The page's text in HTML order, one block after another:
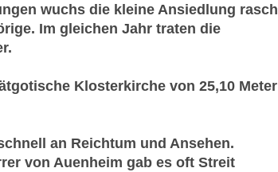
wuchs die kleine Ansiedlung rasch
Im gleichen Jahr traten die
Klosterkirche von 25,10 Meter
an Reichtum und Ansehen.
von Auenheim gab es oft Streit